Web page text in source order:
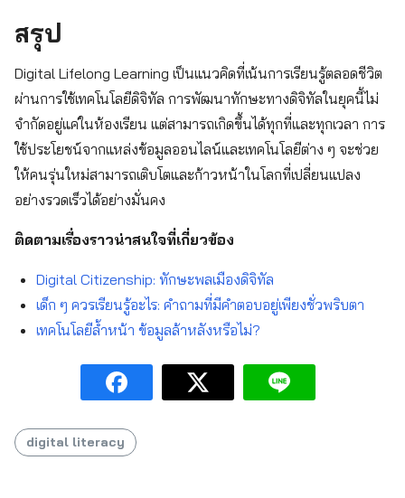
สรุป
Digital Lifelong Learning เป็นแนวคิดที่เน้นการเรียนรู้ตลอดชีวิต
ผ่านการใช้เทคโนโลยีดิจิทัล การพัฒนาทักษะทางดิจิทัลในยุคนี้ไม่
จำกัดอยู่แค่ในห้องเรียน แต่สามารถเกิดขึ้นได้ทุกที่และทุกเวลา การ
ใช้ประโยชน์จากแหล่งข้อมูลออนไลน์และเทคโนโลยีต่าง ๆ จะช่วย
ให้คนรุ่นใหม่สามารถเติบโตและก้าวหน้าในโลกที่เปลี่ยนแปลง
อย่างรวดเร็วได้อย่างมั่นคง
ติดตามเรื่องราวน่าสนใจที่เกี่ยวข้อง
Digital Citizenship: ทักษะพลเมืองดิจิทัล
เด็ก ๆ ควรเรียนรู้อะไร: คำถามที่มีคำตอบอยู่เพียงชั่วพริบตา
เทคโนโลยีล้ำหน้า ข้อมูลล้าหลังหรือไม่?
digital literacy